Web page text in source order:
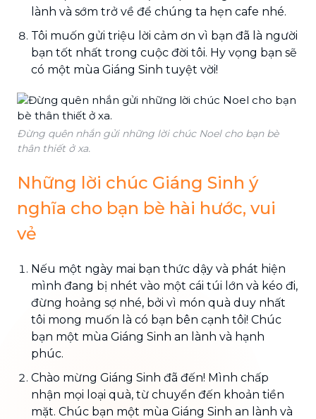
lành và sớm trở về để chúng ta hẹn cafe nhé.
Tôi muốn gửi triệu lời cảm ơn vì bạn đã là người
bạn tốt nhất trong cuộc đời tôi. Hy vọng bạn sẽ
có một mùa Giáng Sinh tuyệt vời!
Đừng quên nhắn gửi những lời chúc Noel cho bạn bè
thân thiết ở xa.
Những lời chúc Giáng Sinh ý
nghĩa cho bạn bè hài hước, vui
vẻ
Nếu một ngày mai bạn thức dậy và phát hiện
mình đang bị nhét vào một cái túi lớn và kéo đi,
đừng hoảng sợ nhé, bởi vì món quà duy nhất
tôi mong muốn là có bạn bên cạnh tôi! Chúc
bạn một mùa Giáng Sinh an lành và hạnh
phúc.
Chào mừng Giáng Sinh đã đến! Mình chấp
nhận mọi loại quà, từ chuyển đến khoản tiền
mặt. Chúc bạn một mùa Giáng Sinh an lành và